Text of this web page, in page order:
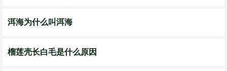
洱海为什么叫洱海
榴莲壳长白毛是什么原因